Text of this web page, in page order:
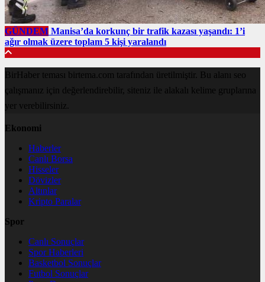
GÜNDEM Manisa’da korkunç bir trafik kazası yaşandı: 1’i
ağır olmak üzere toplam 5 kişi yaralandı
BirHaber teması birtema.com tarafından üretilmiştir. Bu alanı seo
çalışmanız için değerlendirebilir, siteniz ile alakalı kelime gruplarına
yer verebilirsiniz.
Ekonomi
Haberler
Canlı Borsa
Hisseler
Dövizler
Altınlar
Kripto Paralar
Spor
Canlı Sonuçlar
Spor Haberleri
Basketbol Sonuçlar
Futbol Sonuçlar